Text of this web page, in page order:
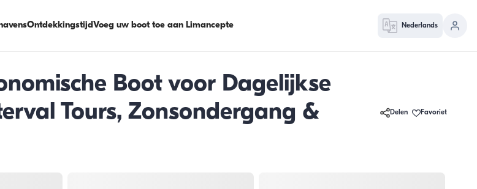
OntdekkingstijdVoeg uw boot toe aan Limancepte Nederlands
Boot voor Dagelijkse
Tours, Zonsondergang &
Delen Favoriet